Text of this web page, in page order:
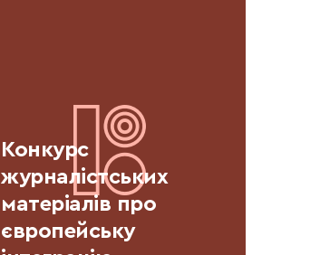
Конкурс
журналістських
матеріалів про
європейську